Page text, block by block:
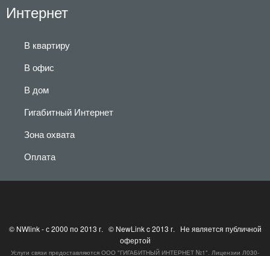
Интернет
В квартиру
В офис
В дом
Гигабитный Интернет
Зона охвата
Оплата
© NWlink - с 2000 по 2013 г. © NewLink c 2013 г. Не является публичной
офертой
Услуги связи предоставляются ООО "ГИГАБИТНЫЙ ИНТЕРНЕТ №1". Лицензии Л030-